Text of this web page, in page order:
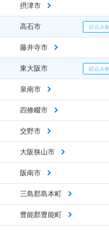
摂津市
高石市
藤井寺市
東大阪市
泉南市
四條畷市
交野市
大阪狭山市
阪南市
三島郡島本町
豊能郡豊能町